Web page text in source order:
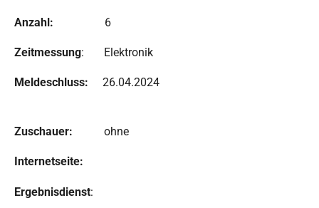
Anzahl: 6
Zeitmessung: Elektronik
Meldeschluss: 26.04.2024
Zuschauer: ohne
Internetseite:
Ergebnisdienst: